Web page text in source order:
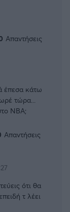
Απαντήσεις
έπεσα κάτω
τώρα...
ΝΒΑ;
Απαντήσεις
ότι θα
τ λέει